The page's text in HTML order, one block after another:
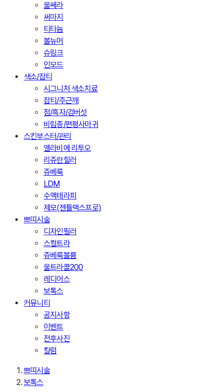
울쎄라
써마지
티타늄
볼뉴머
슈링크
인모드
색소/잡티
시그니처 색소치료
잡티/주근깨
점/흑자/검버섯
비립종/편평사마귀
스킨부스터/관리
엘라비에 리투오
리쥬란힐러
쥬베룩
LDM
수액테라피
제모(젠틀맥스프로)
쁘띠시술
디자인필러
스컬트라
쥬베룩볼륨
울트라콜200
레디어스
보톡스
커뮤니티
공지사항
이벤트
전후사진
칼럼
쁘띠시술
보톡스